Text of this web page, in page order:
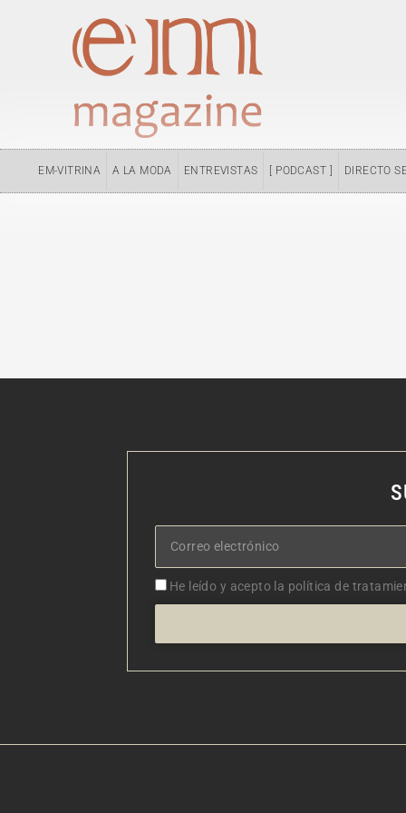
EM-VITRINA A LA MODA ENTREVISTAS [ PODCAST ] DIRECTO
Correo
electrónico
Aceptacion
He leído y acepto la política de